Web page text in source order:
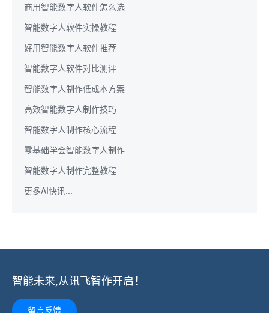
商用智能数字人软件怎么选
智能数字人软件实操教程
好用智能数字人软件推荐
智能数字人软件对比测评
智能数字人制作低成本方案
高效智能数字人制作技巧
智能数字人制作核心流程
零基础学会智能数字人制作
智能数字人制作完整教程
更多AI快讯...
智能未来,从讯飞智作开启！
留言反馈